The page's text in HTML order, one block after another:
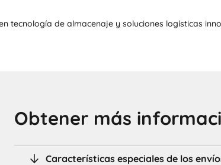
tecnología de almacenaje y soluciones logísticas
Obtener más
Características especiales de los